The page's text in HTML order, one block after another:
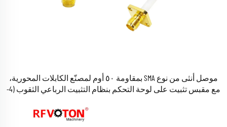
موصل أنثى من نوع SMA بمقاومة ٥٠ أوم لمصنّع الكابلات المحورية،
مع مقبس تثبيت على لوحة التحكم بنظام التثبيت الرباعي الثقوب (4-